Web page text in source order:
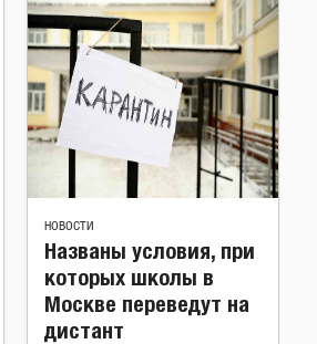
НОВОСТИ
Названы условия, при
которых школы в
Москве переведут на
дистант